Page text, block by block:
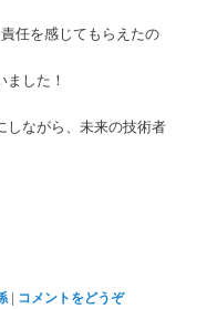
任を感じてもらえたの
した！
しながら、未来の技術者
| コメントをどうぞ